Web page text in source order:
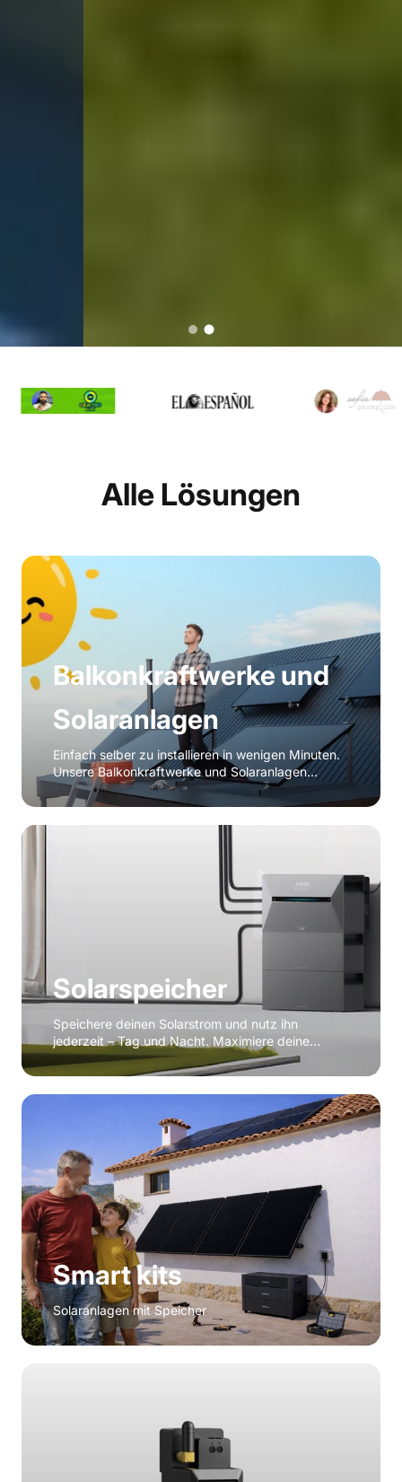
Alle Lösungen
Balkonkraftwerke und
Solaranlagen
Einfach selber zu installieren in wenigen Minuten.
Unsere Balkonkraftwerke und Solaranlagen
produzieren Solarstrom zum Eigenverbrauch.
Spare jetzt bei deiner Stromrechnung.
Solarspeicher
Speichere deinen Solarstrom und nutz ihn
jederzeit – Tag und Nacht. Maximiere deine
Ersparnis und Energie-Unabhängigkeit.
Smart kits
Solaranlagen mit Speicher